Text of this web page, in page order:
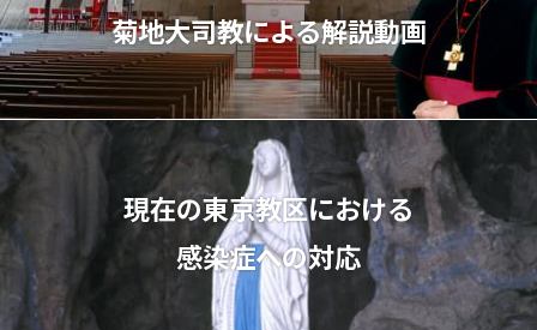
菊地⼤司教による解説動画
現在の東京教区における
感染症への対応